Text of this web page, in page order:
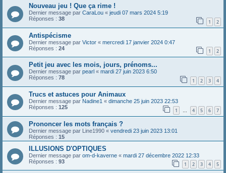
Nouveau jeu ! Que ça rime !
Dernier message par CaraLou « jeudi 07 mars 2024 5:19
Réponses : 38 1 2
Antispécisme
Dernier message par Victor « mercredi 17 janvier 2024 0:47
Réponses : 24 1 2
Petit jeu avec les mois, jours, prénoms...
Dernier message par pearl « mardi 27 juin 2023 6:50
Réponses : 78 1 2 3 4
Trucs et astuces pour Animaux
Dernier message par Nadine1 « dimanche 25 juin 2023 22:53
Réponses : 125 1 … 4 5 6 7
Prononcer les mots français ?
Dernier message par Line1990 « vendredi 23 juin 2023 13:01
Réponses : 15
ILLUSIONS D'OPTIQUES
Dernier message par om-d-kaverne « mardi 27 décembre 2022 12:33
Réponses : 93 1 2 3 4 5